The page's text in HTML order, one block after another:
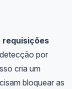
requisições
por
cria um
bloquear as